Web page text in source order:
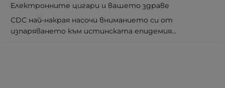
Електронните цигари и вашето здраве
CDC най-накрая насочи вниманието си от
изпаряването към истинската епидемия...